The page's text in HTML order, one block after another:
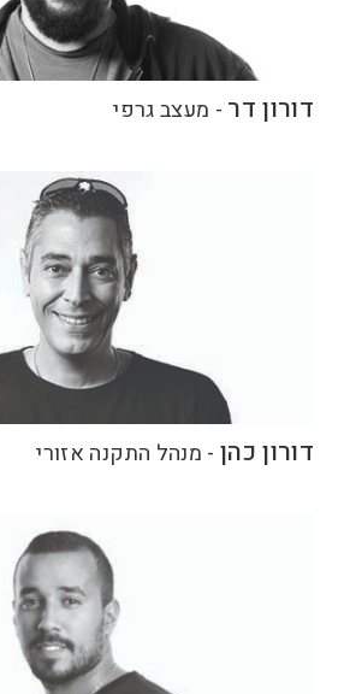
דורון דר - מעצב גרפי
דורון כהן - מנהל התקנה אזורי